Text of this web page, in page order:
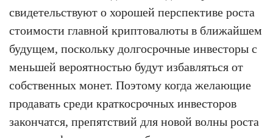
свидетельствуют о хорошей перспективе роста
стоимости главной криптовалюты в ближайшем
будущем, поскольку долгосрочные инвесторы с
меньшей вероятностью будут избавляться от
собственных монет. Поэтому когда желающие
продавать среди краткосрочных инвесторов
закончатся, препятствий для новой волны роста